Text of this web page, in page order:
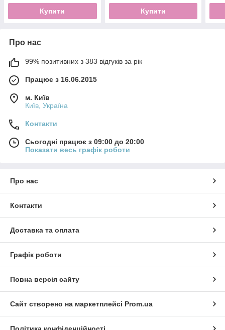
Купити Купити
Про нас
99% позитивних з 383 відгуків за рік
Працює з 16.06.2015
м. Київ
Київ, Україна
Контакти
Сьогодні працює з 09:00 до 20:00
Показати весь графік роботи
Про нас
Контакти
Доставка та оплата
Графік роботи
Повна версія сайту
Сайт створено на маркетплейсі Prom.ua